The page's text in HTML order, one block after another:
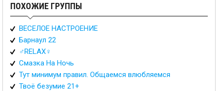
ПОХОЖИЕ ГРУППЫ
ВЕСЕЛОЕ НАСТРОЕНИЕ
Барнаул 22
♂️RELAX♀️
Смазка На Ночь
Тут минимум правил. Общаемся влюбляемся
Твоё безумие 21+